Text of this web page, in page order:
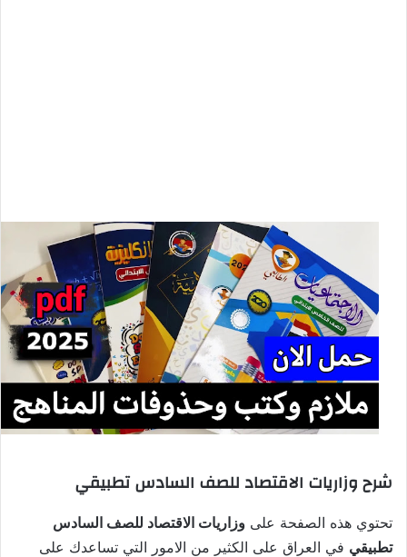
شرح وزاريات الاقتصاد للصف السادس تطبيقي
تحتوي هذه الصفحة على وزاريات الاقتصاد للصف السادس
تطبيقي في العراق على الكثير من الامور التي تساعدك على